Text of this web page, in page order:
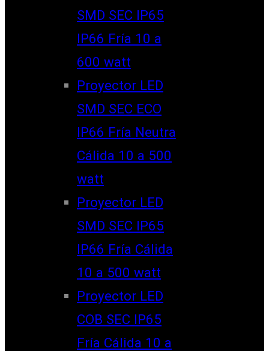
SMD SEC IP65
IP66 Fría 10 a
600 watt
Proyector LED
SMD SEC ECO
IP66 Fría Neutra
Cálida 10 a 500
watt
Proyector LED
SMD SEC IP65
IP66 Fría Cálida
10 a 500 watt
Proyector LED
COB SEC IP65
Fría Cálida 10 a